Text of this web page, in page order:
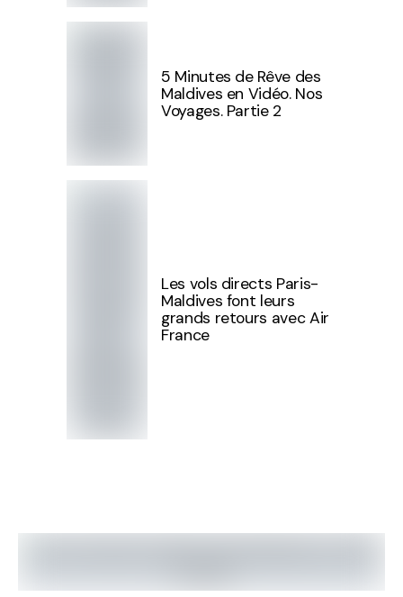
5 Minutes de Rêve des
Maldives en Vidéo. Nos
Voyages. Partie 2
Les vols directs Paris-
Maldives font leurs
grands retours avec Air
France